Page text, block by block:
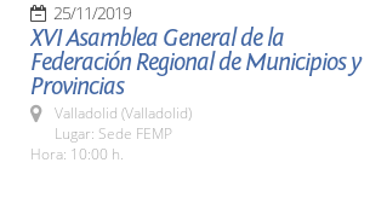
25/11/2019
XVI Asamblea General de la
Federación Regional de Municipios y
Provincias
Valladolid (Valladolid)
Lugar: Sede FEMP
Hora: 10:00 h.